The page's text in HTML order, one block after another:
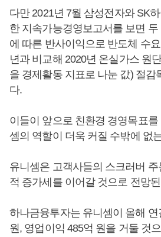
다만 2021년 7월 삼성전자와 SK
한 지속가능경영보고서를 보면
에 따른 반사이익으로 반도체 수
년과 비교해 2020년 온실가스 원
을 경제활동 지표로 나눈 값) 절감
다.
이들이 앞으로 친환경 경영목표를
셈의 역할이 더욱 커질 수밖에 없
유니셈은 고객사들의 스크러버
적 증가세를 이어갈 것으로 전망
하나금융투자는 유니셈이 올해 연
원, 영업이익 485억 원을 거둘 것